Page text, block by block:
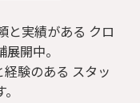
と実績がある クロ
開中。
験のある スタッ